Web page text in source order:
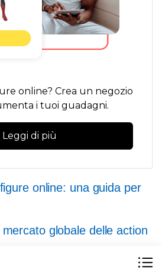
online? Crea un negozio
i tuoi guadagni.
Leggi di più
online: una guida per
globale delle action